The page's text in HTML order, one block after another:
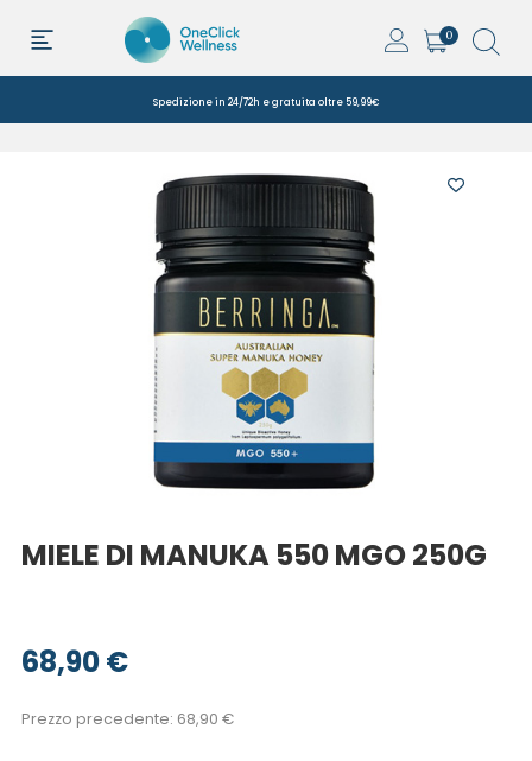
0
Spedizione in 24/72h e gratuita oltre 59,99€
MIELE DI MANUKA 550 MGO 250G
68,90€
Prezzo precedente: 68,90 €